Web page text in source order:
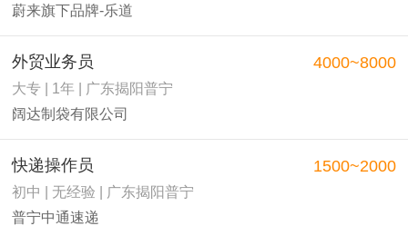
蔚来旗下品牌-乐道
外贸业务员
大专 | 1年 | 广东揭阳普宁
阔达制袋有限公司
4000~8000
快递操作员
初中 | 无经验 | 广东揭阳普宁
普宁中通速递
1500~2000